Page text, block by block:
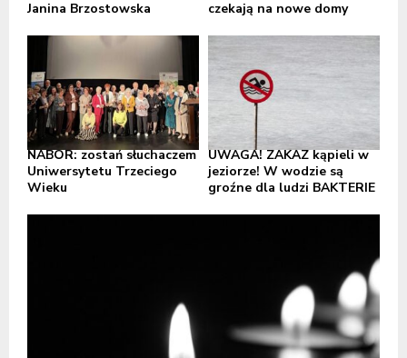
Janina Brzostowska
czekają na nowe domy
NABÓR: zostań słuchaczem
Uniwersytetu Trzeciego
Wieku
UWAGA! ZAKAZ kąpieli w
jeziorze! W wodzie są
groźne dla ludzi BAKTERIE